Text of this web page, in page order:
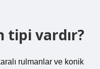
tipi vardır?
rulmanlar ve konik